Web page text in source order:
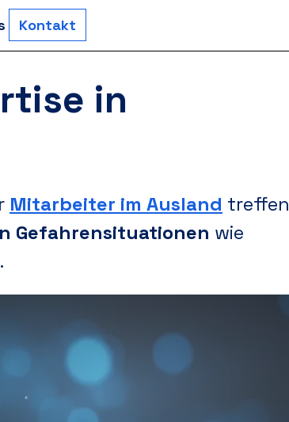
Kontakt
in
Mitarbeiter im Ausland treffen
Gefahrensituationen wie